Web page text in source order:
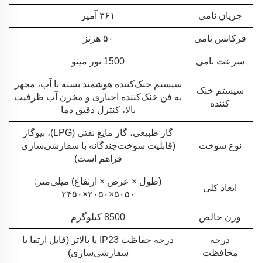
جریان نامی ۳۶۱ آمپر
فرکانس نامی ۵۰ هرتز
سرعت نامی 1500 تور مینو
سیستم خنک
کننده
سیستم خنک‌کننده هوشمند بسته با آب، مجهز
به فن خنک‌کننده اجباری و مخزن آب ظرفیت
بالا، کنترل دقیق دما
نوع سوخت
گاز طبیعی، گاز مایع نفتی (LPG)، بیوگاز
(قابلیت سوخت‌چندگانه با سفارشی‌سازی
فراهم است)
ابعاد کلی
(طول × عرض × ارتفاع) میلی‌متر:
۵۰۵۰×۲۰۵۰×۲۴۵۰
وزن خالص 8500 کیلوگرم
درجه
محافظت
درجه حفاظت IP23 یا بالاتر (قابل ارتقا با
سفارشی‌سازی)